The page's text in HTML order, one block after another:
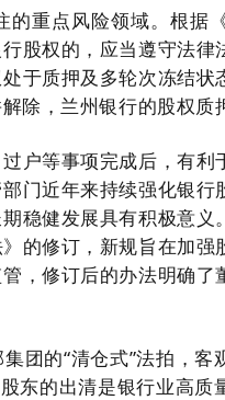
重点风险领域。根据
股权的，应当遵守法律
于质押及多轮次冻结状
除，兰州银行的股权质
户等事项完成后，有利
门近年来持续强化银行
稳健发展具有积极意义
的修订，新规旨在加强
，修订后的办法明确了
团的“清仓式”法拍，
东的出清是银行业高质